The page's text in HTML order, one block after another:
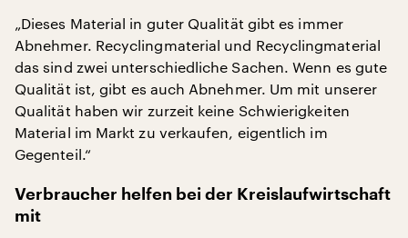
„Dieses Material in guter Qualität gibt es immer
Abnehmer. Recyclingmaterial und Recyclingmaterial
das sind zwei unterschiedliche Sachen. Wenn es gute
Qualität ist, gibt es auch Abnehmer. Um mit unserer
Qualität haben wir zurzeit keine Schwierigkeiten
Material im Markt zu verkaufen, eigentlich im
Gegenteil.“
Verbraucher helfen bei der Kreislaufwirtschaft
mit